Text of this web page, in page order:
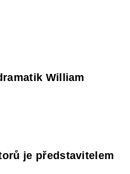
William
je představitelem